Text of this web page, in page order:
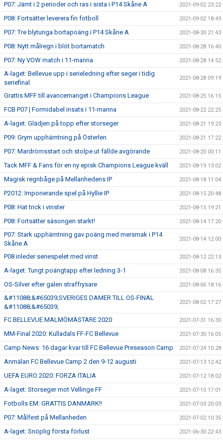
P07: Jämt i 2 perioder och ras i sista i P14 Skåne A 2021-09-02 23:22
P08: Fortsätter leverera fin fotboll 2021-09-02 18:49
P07: Tre blytunga bortapoäng i P14 Skåne A 2021-08-30 21:43
P08: Nytt målregn i blöt bortamatch 2021-08-28 16:40
P07: Ny VOW match i 11-manna 2021-08-28 14:52
A-laget: Bellevue upp i serieledning efter seger i tidig
seriefinal
2021-08-28 09:19
Grattis MFF till avancemanget i Champions League 2021-08-25 16:15
FCB P07 | Formidabel insats i 11-manna 2021-08-22 22:25
A-laget: Glädjen på topp efter storseger 2021-08-21 19:23
P09: Grym upphämtning på Österlen 2021-08-21 17:22
P07: Mardrömsstart och stolpe ut fällde avgörande 2021-08-20 00:11
Tack MFF & Fans för en ny episk Champions League kväll 2021-08-19 13:02
Magisk regnbåge på Mellanhedens IP 2021-08-18 11:04
P2012: Imponerande spel på Hyllie IP 2021-08-15 20:48
P08: Hat trick i vinster 2021-08-15 19:21
P08: Fortsätter säsongen starkt! 2021-08-14 17:20
P07: Stark upphämtning gav poäng med mersmak i P14
Skåne A
2021-08-14 12:00
P08 inleder seriespelet med vinst 2021-08-12 22:13
A-laget: Tungt poängtapp efter ledning 3-1 2021-08-08 16:35
OS-Silver efter galen straffrysare 2021-08-06 18:16
&#11088;&#65039;SVERIGES DAMER TILL OS-FINAL
&#11088;&#65039;
2021-08-02 17:27
FC BELLEVUE MALMÖMÄSTARE 2020 2021-07-31 16:30
MM-Final 2020: Kulladals FF-FC Bellevue 2021-07-30 16:05
Camp News: 16 dagar kvar till FC Bellevue Preseason Camp 2021-07-24 10:28
Anmälan FC Bellevue Camp 2 den 9-12 augusti 2021-07-13 12:42
UEFA EURO 2020: FORZA ITALIA 2021-07-12 18:02
A-laget: Storseger mot Vellinge FF 2021-07-10 17:01
Fotbolls EM: GRATTIS DANMARK!! 2021-07-03 20:03
P07: Målfest på Mellanheden 2021-07-02 10:35
A-laget: Snöplig första förlust 2021-06-30 22:43